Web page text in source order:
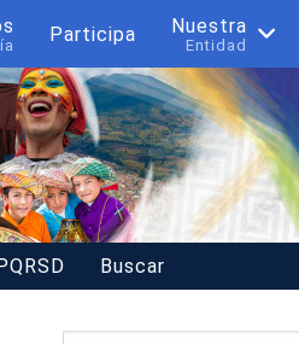
Participa Nuestra
Entidad
Buscar